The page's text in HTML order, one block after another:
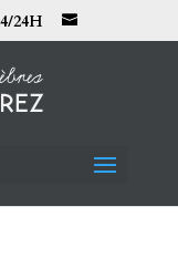
24H